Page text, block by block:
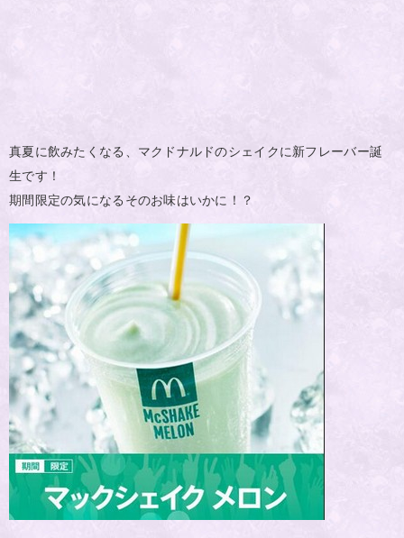
真夏に飲みたくなる、マクドナルドのシェイクに新フレーバー誕
生です！
期間限定の気になるそのお味はいかに！？